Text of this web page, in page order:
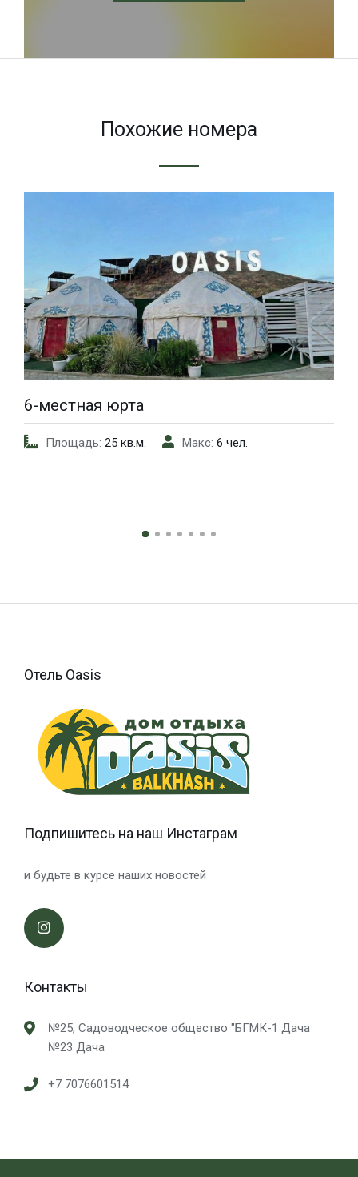
Похожие номера
6-местная юрта
Площадь: 25 кв.м. Макс: 6 чел.
Отель Oasis
Подпишитесь на наш Инстаграм
и будьте в курсе наших новостей
Контакты
№25, Садоводческое общество "БГМК-1 Дача
№23 Дача
+7 7076601514